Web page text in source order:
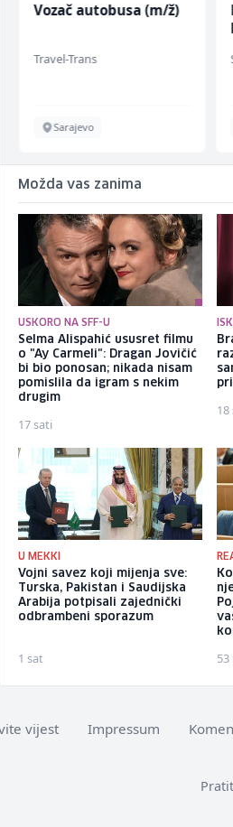
Vozač autobusa (m/ž)
Travel-Trans
Sarajevo
Možda vas zanima
USKORO NA SFF-U
Selma Alispahić ususret filmu
o "Ay Carmeli": Dragan Jovičić
bi bio ponosan; nikada nisam
pomislila da igram s nekim
drugim
17 sati
18
U MEKKI
Vojni savez koji mijenja sve:
Turska, Pakistan i Saudijska
Arabija potpisali zajednički
odbrambeni sporazum
1 sat
vijest Impressum